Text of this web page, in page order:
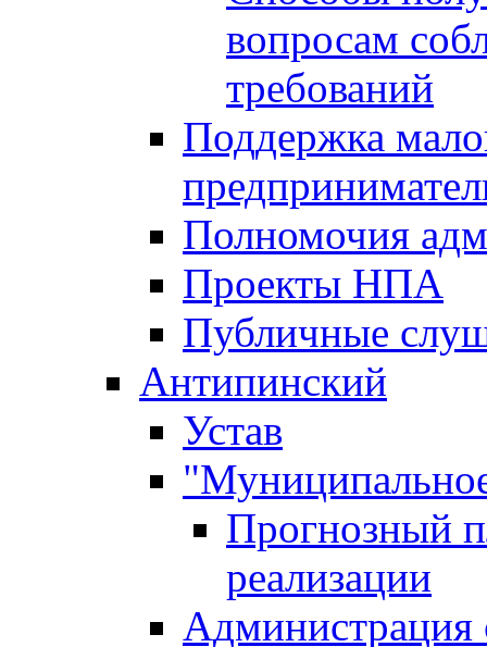
вопросам
требований
Поддержка
Полномочия
Проекты НПА
Публичные
Антипинский
Устав
Прогнозный
реализации
Администрация